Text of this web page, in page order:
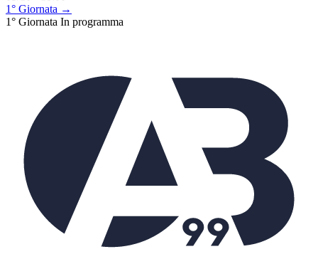
1° Giornata →
1° Giornata In programma